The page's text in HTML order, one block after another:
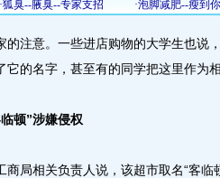
的注意。一些进店购物的大学生也说
它的名字，甚至有的同学把这里作为相
顿”涉嫌侵权
相关负责人说，该超市取名“客临